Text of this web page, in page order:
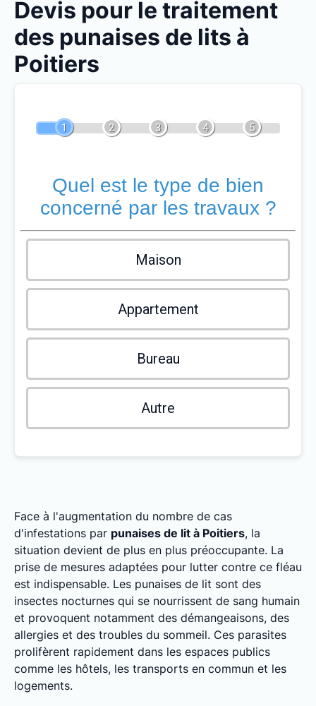
Devis pour le traitement
des punaises de lits à
Poitiers
1 2 3 4 5
Quel est le type de bien
concerné par les travaux ?
Maison
Appartement
Bureau
Autre
Face à l'augmentation du nombre de cas
d'infestations par punaises de lit à Poitiers, la
situation devient de plus en plus préoccupante. La
prise de mesures adaptées pour lutter contre ce fléau
est indispensable. Les punaises de lit sont des
insectes nocturnes qui se nourrissent de sang humain
et provoquent notamment des démangeaisons, des
allergies et des troubles du sommeil. Ces parasites
prolifèrent rapidement dans les espaces publics
comme les hôtels, les transports en commun et les
logements.